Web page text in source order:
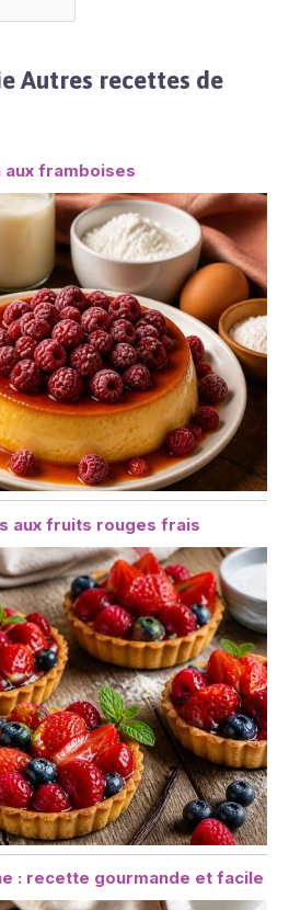
Autres recettes de
framboises
aux fruits rouges frais
: recette gourmande et facile